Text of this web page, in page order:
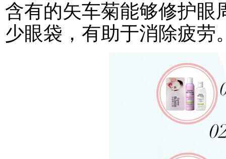
含有的矢车菊能够修护眼
少眼袋，有助于消除疲劳